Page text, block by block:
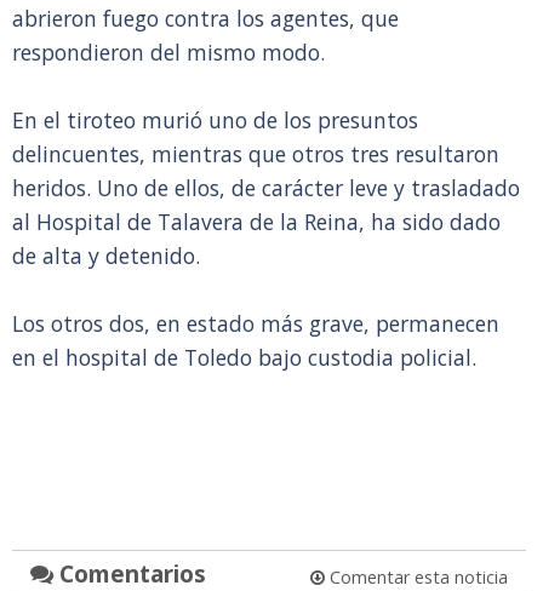
abrieron fuego contra los agentes, que
respondieron del mismo modo.
En el tiroteo murió uno de los presuntos
delincuentes, mientras que otros tres resultaron
heridos. Uno de ellos, de carácter leve y trasladado
al Hospital de Talavera de la Reina, ha sido dado
de alta y detenido.
Los otros dos, en estado más grave, permanecen
en el hospital de Toledo bajo custodia policial.
Comentarios Comentar esta noticia